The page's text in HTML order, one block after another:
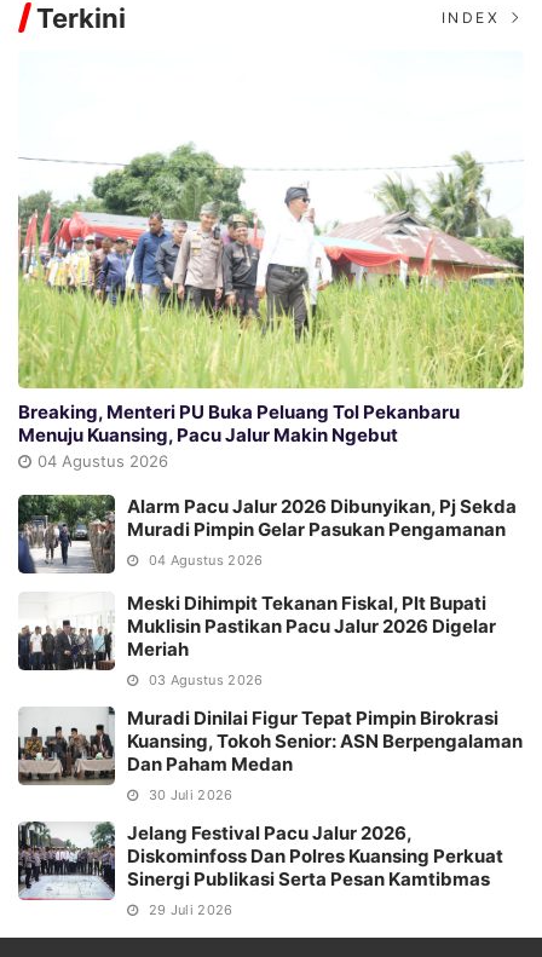
Terkini INDEX
Breaking, Menteri PU Buka Peluang Tol Pekanbaru
Menuju Kuansing, Pacu Jalur Makin Ngebut
04 Agustus 2026
Alarm Pacu Jalur 2026 Dibunyikan, Pj Sekda
Muradi Pimpin Gelar Pasukan Pengamanan
04 Agustus 2026
Meski Dihimpit Tekanan Fiskal, Plt Bupati
Muklisin Pastikan Pacu Jalur 2026 Digelar
Meriah
03 Agustus 2026
Muradi Dinilai Figur Tepat Pimpin Birokrasi
Kuansing, Tokoh Senior: ASN Berpengalaman
Dan Paham Medan
30 Juli 2026
Jelang Festival Pacu Jalur 2026,
Diskominfoss Dan Polres Kuansing Perkuat
Sinergi Publikasi Serta Pesan Kamtibmas
29 Juli 2026